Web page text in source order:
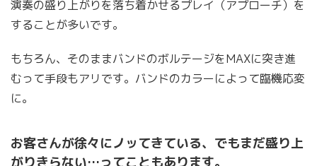
演奏の盛り上がりを落ち着かせるプレイ（アプローチ）を
することが多いです。
もちろん、そのままバンドのボルテージをMAXに突き進
むって手段もアリです。バンドのカラーによって臨機応変
に。
お客さんが徐々にノッてきている、でもまだ盛り上
がりきらない…ってこともあります。